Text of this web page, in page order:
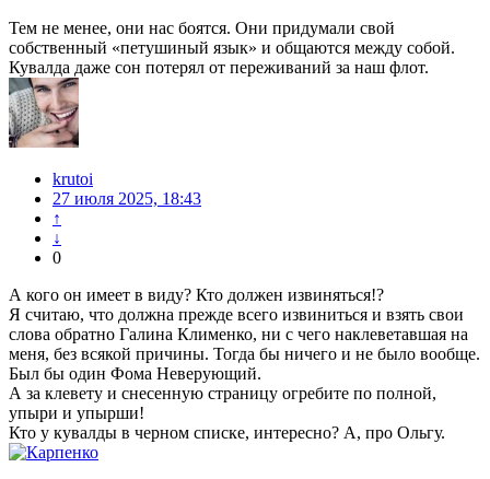
Тем не менее, они нас боятся. Они придумали свой
собственный «петушиный язык» и общаются между собой.
Кувалда даже сон потерял от переживаний за наш флот.
krutoi
27 июля 2025, 18:43
↑
↓
0
А кого он имеет в виду? Кто должен извиняться!?
Я считаю, что должна прежде всего извиниться и взять свои
слова обратно Галина Клименко, ни с чего наклеветавшая на
меня, без всякой причины. Тогда бы ничего и не было вообще.
Был бы один Фома Неверующий.
А за клевету и снесенную страницу огребите по полной,
упыри и упырши!
Кто у кувалды в черном списке, интересно? А, про Ольгу.